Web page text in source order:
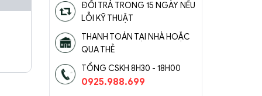
ĐỔI TRẢ TRONG 15 NGÀY NẾU
LỖI KỸ THUẬT
THANH TOÁN TẠI NHÀ HOẶC
QUA THẺ
TỔNG CSKH 8H30 - 18H00
0925.988.699